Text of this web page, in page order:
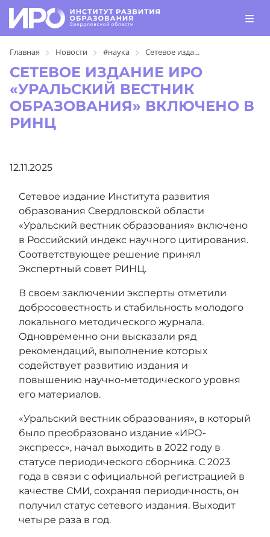
Главная Новости #наука Сетевое изда...
СЕТЕВОЕ ИЗДАНИЕ ИРО
«УРАЛЬСКИЙ ВЕСТНИК
ОБРАЗОВАНИЯ» ВКЛЮЧЕНО В
РИНЦ
12.11.2025
Сетевое издание Института развития
образования Свердловской области
«Уральский вестник образования» включено
в Российский индекс научного цитирования.
Соответствующее решение принял
Экспертный совет РИНЦ.
В своем заключении эксперты отметили
добросовестность и стабильность молодого
локального методического журнала.
Одновременно они высказали ряд
рекомендаций, выполнение которых
содействует развитию издания и
повышению научно-методического уровня
его материалов.
«Уральский вестник образования», в который
было преобразовано издание «ИРО-
экспресс», начал выходить в 2022 году в
статусе периодического сборника. С 2023
года в связи с официальной регистрацией в
качестве СМИ, сохраняя периодичность, он
получил статус сетевого издания. Выходит
четыре раза в год.